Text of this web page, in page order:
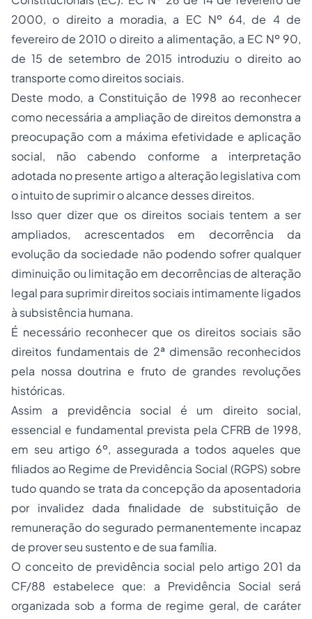
2000, o direito a moradia, a EC Nº 64, de 4 de
fevereiro de 2010 o direito a alimentação, a EC Nº 90,
de 15 de setembro de 2015 introduziu o direito ao
transporte como direitos sociais.
Deste modo, a Constituição de 1998 ao reconhecer
como necessária a ampliação de direitos demonstra a
preocupação com a máxima efetividade e aplicação
social, não cabendo conforme a interpretação
adotada no presente artigo a alteração legislativa com
o intuito de suprimir o alcance desses direitos.
Isso quer dizer que os direitos sociais tentem a ser
ampliados, acrescentados em decorrência da
evolução da sociedade não podendo sofrer qualquer
diminuição ou limitação em decorrências de alteração
legal para suprimir direitos sociais intimamente ligados
à subsistência humana.
É necessário reconhecer que os direitos sociais são
direitos fundamentais de 2ª dimensão reconhecidos
pela nossa doutrina e fruto de grandes revoluções
históricas.
Assim a previdência social é um direito social,
essencial e fundamental prevista pela CFRB de 1998,
em seu artigo 6º, assegurada a todos aqueles que
filiados ao Regime de Previdência Social (RGPS) sobre
tudo quando se trata da concepção da aposentadoria
por invalidez dada finalidade de substituição de
remuneração do segurado permanentemente incapaz
de prover seu sustento e de sua família.
O conceito de previdência social pelo artigo 201 da
CF/88 estabelece que: a Previdência Social será
organizada sob a forma de regime geral, de caráter